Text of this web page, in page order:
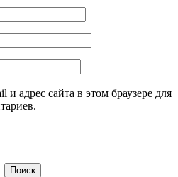
адрес сайта в этом браузере для
Поиск